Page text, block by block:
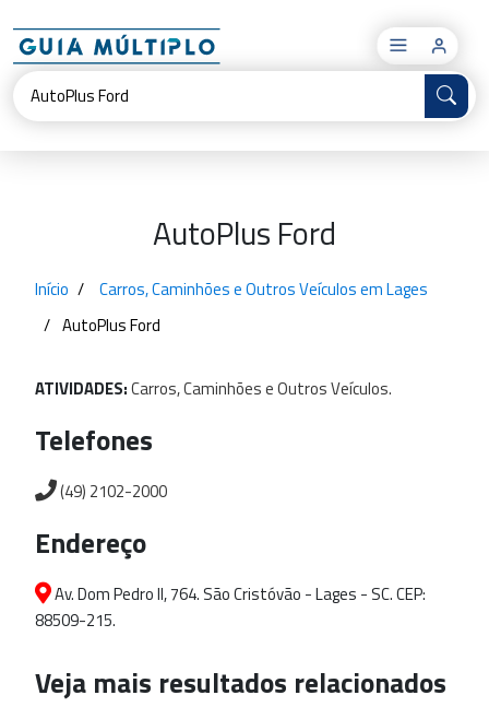
×
AutoPlus Ford
Início
Carros, Caminhões e Outros Veículos em Lages
AutoPlus Ford
ATIVIDADES:Carros,CaminhõeseOutrosVeículos.
Telefones
(49) 2102-2000
Endereço
Av. Dom Pedro II, 764. São Cristóvão - Lages - SC. CEP:
88509-215.
Veja mais resultados relacionados